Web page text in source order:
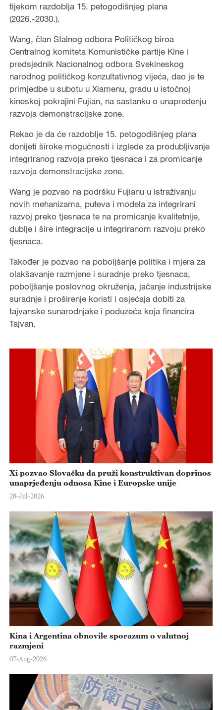
tijekom razdoblja 15. petogodišnjeg plana
(2026.-2030.).
Wang, član Stalnog odbora Političkog biroa
Centralnog komiteta Komunističke partije Kine i
predsjednik Nacionalnog odbora Svekineskog
narodnog političkog konzultativnog vijeća, dao je te
primjedbe u subotu u Xiamenu, gradu u istočnoj
kineskoj pokrajini Fujian, na sastanku o unapređenju
razvoja demonstracijske zone.
Rekao je da će razdoblje 15. petogodišnjeg plana
donijeti široke mogućnosti i izglede za produbljivanje
integriranog razvoja preko tjesnaca i za promicanje
razvoja demonstracijske zone.
Wang je pozvao na podršku Fujianu u istraživanju
novih mehanizama, puteva i modela za integrirani
razvoj preko tjesnaca te na promicanje kvalitetnije,
dublje i šire integracije u integriranom razvoju preko
tjesnaca.
Također je pozvao na poboljšanje politika i mjera za
olakšavanje razmjene i suradnje preko tjesnaca,
poboljšanje poslovnog okruženja, jačanje industrijske
suradnje i proširenje koristi i osjećaja dobiti za
tajvanske sunarodnjake i poduzeća koja financira
Tajvan.
Xi pozvao Slovačku da pruži konstruktivan doprinos
unaprjeđenju odnosa Kine i Europske unije
28-Jul-2026
Kina i Argentina obnovile sporazum o valutnoj
razmjeni
07-Aug-2026